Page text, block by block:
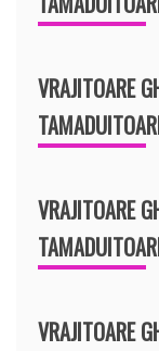
VRAJITOARE
VRAJITOARE
VRAJITOARE